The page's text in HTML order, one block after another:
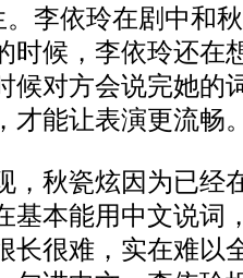
。李依玲在剧中和
时候，李依玲还在
候对方会说完她的
才能让表演更流畅
秋瓷炫因为已经
基本能用中文说词
长很难，实在难以